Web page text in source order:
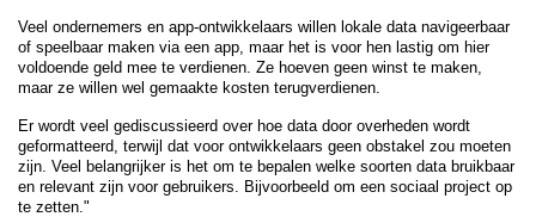
Veel ondernemers en app-ontwikkelaars willen lokale data navigeerbaar
of speelbaar maken via een app, maar het is voor hen lastig om hier
voldoende geld mee te verdienen. Ze hoeven geen winst te maken,
maar ze willen wel gemaakte kosten terugverdienen.
Er wordt veel gediscussieerd over hoe data door overheden wordt
geformatteerd, terwijl dat voor ontwikkelaars geen obstakel zou moeten
zijn. Veel belangrijker is het om te bepalen welke soorten data bruikbaar
en relevant zijn voor gebruikers. Bijvoorbeeld om een sociaal project op
te zetten."